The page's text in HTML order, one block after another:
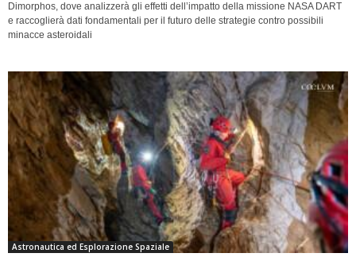
Dimorphos, dove analizzerà gli effetti dell’impatto della missione NASA DART
e raccoglierà dati fondamentali per il futuro delle strategie contro possibili
minacce asteroidali
Astronautica ed Esplorazione Spaziale